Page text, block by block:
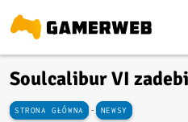
Soulcalibur VI
STRONA GŁÓWNA - NEWSY